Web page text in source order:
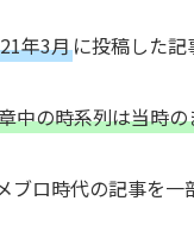
年3月に投稿した記
中の時系列は当時の
ブロ時代の記事を一